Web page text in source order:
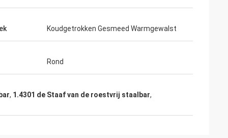
verhoogt u
Daarom
Koudgetrokken Gesmeed Warmgewalst
Rond
, 1.4301 de Staaf van de roestvrij staalbar,